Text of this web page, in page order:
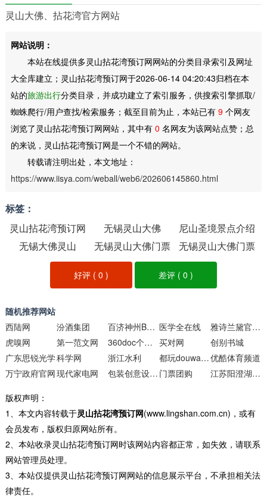
灵山大佛、拈花湾官方网站
网站说明：
本站在线提供多灵山拈花湾预订网网站的分类目录索引及网址
大全库建立；灵山拈花湾预订网于2026-06-14 04:20:43归档在本
站的旅游出行分类目录，并成功建立了索引服务，供搜索引擎抓取/
蜘蛛爬行/用户查找/检索服务；截至目前为止，本站已有 9个网友
浏览了灵山拈花湾预订网网站，其中有 0 名网友为该网站点赞；总
的来说，灵山拈花湾预订网是一个不错的网站。
转载请注明出处，本文地址：
https://www.iisya.com/weball/web6/202606145860.html
标签：
灵山拈花湾预订网
无锡灵山大佛
尼山圣境景点介绍
无锡大佛灵山
无锡灵山大佛门票
多少钱
无锡灵山大佛门票
好评 (0 ) 差评 ( 0 )
随机推荐网站
西陆网
汾酒集团 百济神州BeiGene 医学全在线
雅诗兰黛官网商城
虎嗅网
第一范文网 360doc个人图书馆 买对网
创别书城
广东思锐光学科学网 浙江水利 都玩douwanwe**优酷体育频道
万宁政府官网现代家电网 包装创意设计大赛 门票团购 江苏阳澄湖大闸蟹
版权声明：
1、本文内容转载于灵山拈花湾预订网(www.lingshan.com.cn)，或有
会员发布，版权归原网站所有。
2、本站收录灵山拈花湾预订网时该网站内容都正常，如失效，请联系
网站管理员处理。
3、本站仅提供灵山拈花湾预订网网站的信息展示平台，不承担相关法
律责任。